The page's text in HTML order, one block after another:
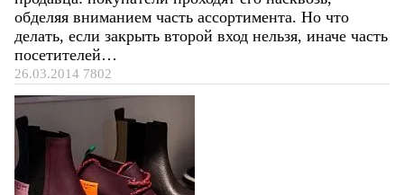
обделяя вниманием часть ассортимента. Но что
делать, если закрыть второй вход нельзя, иначе часть
посетителей…
26.03.2014 7802